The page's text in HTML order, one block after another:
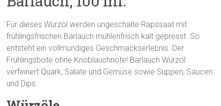
Für dieses Würzöl werden ungeschälte Rapssaat mit
frühlingsfrischen Bärlauch mühlenfrisch kalt gepresst. So
entsteht ein vollmundiges Geschmackserlebnis. Der
Frühlingsbote ohne Knoblauchnote! Bärlauch Würzöl
verfeinert Quark, Salate und Gemüse sowie Suppen, Saucen
und Dips.